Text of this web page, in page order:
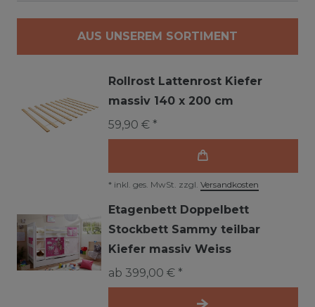
AUS UNSEREM SORTIMENT
Rollrost Lattenrost Kiefer
massiv 140 x 200 cm
59,90 € *
* inkl. ges. MwSt. zzgl. Versandkosten
Etagenbett Doppelbett
Stockbett Sammy teilbar
Kiefer massiv Weiss
ab 399,00 € *